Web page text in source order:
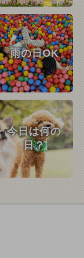
雨の日OK
今日は何の
日？